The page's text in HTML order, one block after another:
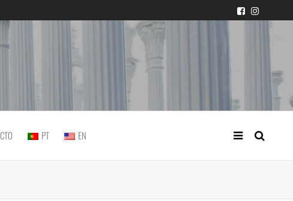
judicial portuguesa
PT EN